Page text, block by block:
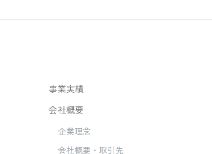
事業実績
会社概要
企業理念
会社概要・取引先